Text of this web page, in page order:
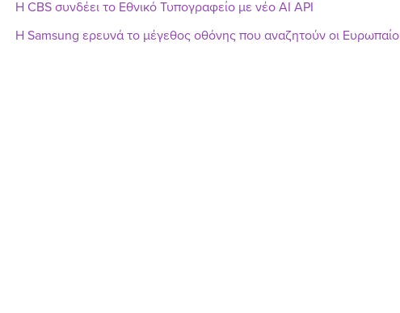
Η CBS συνδέει το Εθνικό Τυπογραφείο με νέο AI API
Η Samsung ερευνά το μέγεθος οθόνης που αναζητούν οι